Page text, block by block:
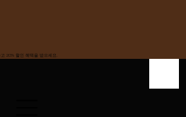
20% 할인 혜택을 받으세요.